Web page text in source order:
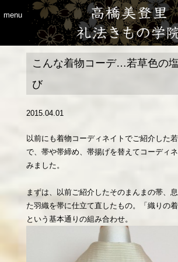
menu
こんな着物コーデ…若草色の
び
2015.04.01
以前にも着物コーディネイトでご紹介した
で、帯や帯締め、帯揚げを替えてコーディ
みました。
まずは、以前ご紹介したそのまんまの帯、
た羽織を帯に仕立て直したもの。「織りの着
という基本通りの組み合わせ。